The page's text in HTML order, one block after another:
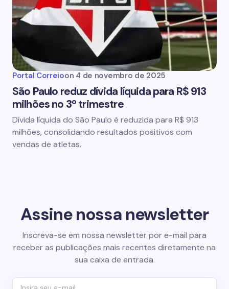
Portal Correioon 4 de novembro de 2025
São Paulo reduz dívida líquida para R$ 913
milhões no 3º trimestre
Dívida líquida do São Paulo é reduzida para R$ 913
milhões, consolidando resultados positivos com
vendas de atletas.
Assine nossa newsletter
Inscreva-se em nossa newsletter por e-mail para
receber as publicações mais recentes diretamente na
sua caixa de entrada.